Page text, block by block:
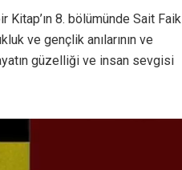
Kitap’ın 8. bölümünde Sait Faik
ve gençlik anılarının ve
güzelliği ve insan sevgisi